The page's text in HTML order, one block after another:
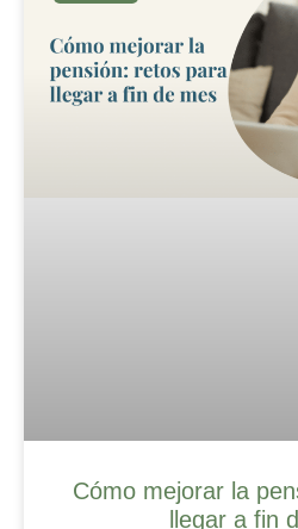
Cómo mejorar la
llegar a fin